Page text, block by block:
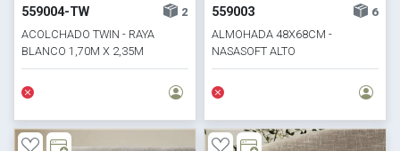
559004-TW
2
ACOLCHADO TWIN - RAYA
BLANCO 1,70M X 2,35M
559003
6
ALMOHADA 48X68CM -
NASASOFT ALTO